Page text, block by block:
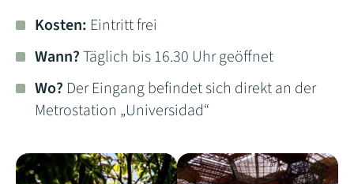
Kosten: Eintritt frei
Wann?Täglich bis 16.30 Uhr geöffnet
Wo? Der Eingang befindet sich direkt an der
Metrostation „Universidad“